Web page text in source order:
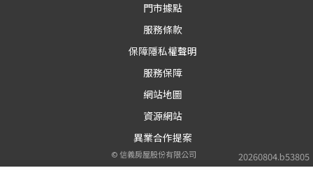
20260804.b53805
門市據點
服務條款
保障隱私權聲明
服務保障
網站地圖
資源網站
異業合作提案
©信義房屋股份有限公司